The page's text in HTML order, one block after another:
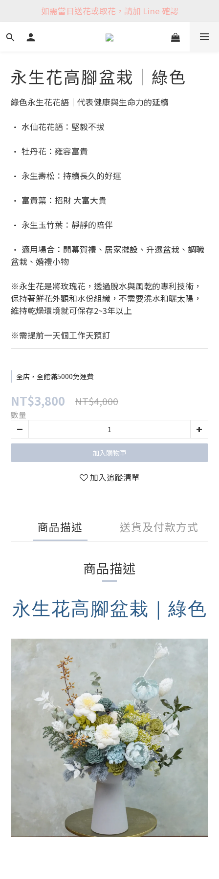
如需當日送花或取花，請加 Line 確認
永生花高腳盆栽｜綠色
綠色永生花花語｜代表健康與生命力的延續
• 水仙花花語：堅毅不拔
• 牡丹花：雍容富貴
• 永生壽松：持續長久的好運
• 富貴葉：招財 大富大貴
• 永生玉竹葉：靜靜的陪伴
• 適用場合：開幕賀禮、居家擺設、升遷盆栽、調職
盆栽、婚禮小物
※永生花是將玫瑰花，透過脫水與風乾的專利技術，
保持著鮮花外觀和水份組織，不需要澆水和曬太陽，
維持乾燥環境就可保存2~3年以上
※需提前一天個工作天預訂
全店，全館滿5000免運費
NT$3,800 NT$4,000
數量
加入購物車
加入追蹤清單
商品描述 送貨及付款方式
商品描述
永生花高腳盆栽｜綠色